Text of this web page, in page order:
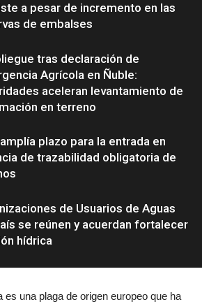
a pesar de incremento en las
de embalses
tras declaración de
Agrícola en Ñuble:
aceleran levantamiento de
en terreno
plazo para la entrada en
de trazabilidad obligatoria de
de Usuarios de Aguas
se reúnen y acuerdan fortalecer
hídrica
es una plaga de origen europeo que ha